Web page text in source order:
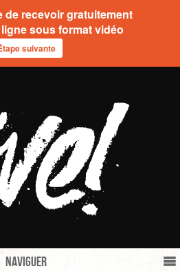
Naviguer
de recevoir gratuitement
sous format vidéo
suivante